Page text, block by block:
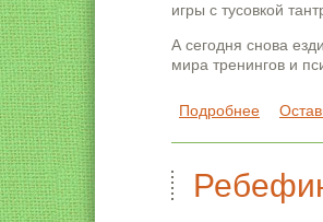
игры с тусовкой
А сегодня снова
мира тренингов и
Подробнее о